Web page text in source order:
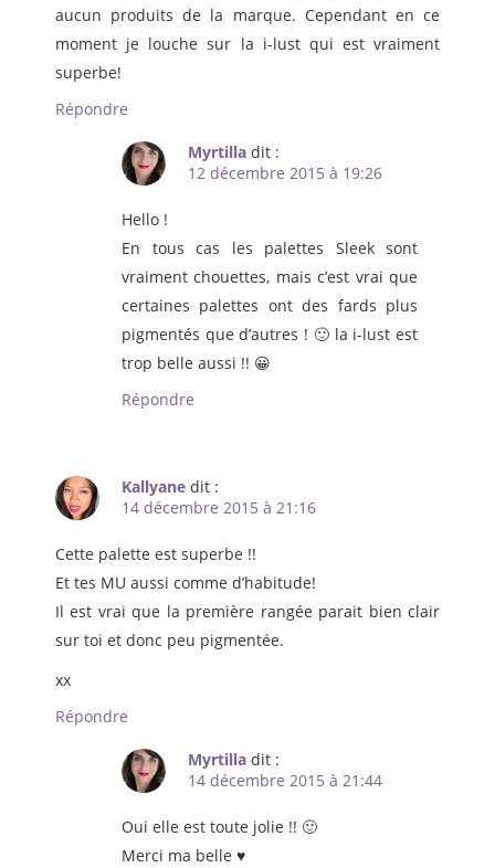
aucun produits de la marque. Cependant en ce
moment je louche sur la i-lust qui est vraiment
superbe!
Répondre
Myrtilla dit :
12 décembre 2015 à 19:26
Hello !
En tous cas les palettes Sleek sont
vraiment chouettes, mais c’est vrai que
certaines palettes ont des fards plus
pigmentés que d’autres ! 🙂 la i-lust est
trop belle aussi !! 😀
Répondre
Kallyane dit :
14 décembre 2015 à 21:16
Cette palette est superbe !!
Et tes MU aussi comme d’habitude!
Il est vrai que la première rangée parait bien clair
sur toi et donc peu pigmentée.
xx
Répondre
Myrtilla dit :
14 décembre 2015 à 21:44
Oui elle est toute jolie !! 🙂
Merci ma belle ♥